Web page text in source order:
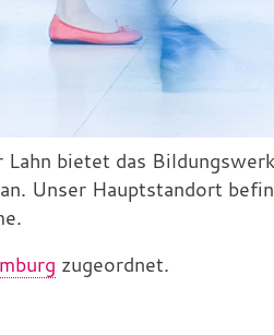
bietet das
Unser Hauptstandort
zugeordnet.